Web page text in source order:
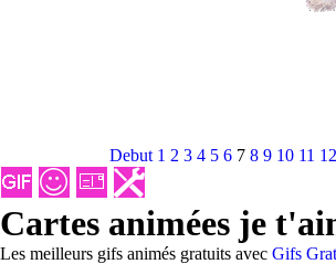
Debut 1 2 3 4 5 6 7 8 9 10 11 12
Cartes animées je
Les meilleurs gifs animés gratuits avec Gifs